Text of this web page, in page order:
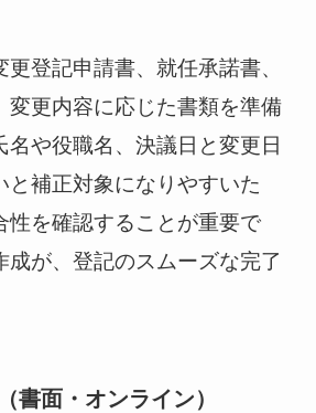
登記申請書、就任承諾書、
変更内容に応じた書類を準備
名や役職名、決議日と変更日
と補正対象になりやすいた
性を確認することが重要で
成が、登記のスムーズな完了
書面・オンライン）